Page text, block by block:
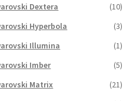
Dextera
(10)
Hyperbola
(3)
Illumina
(1)
Imber
(5)
Matrix
(21)